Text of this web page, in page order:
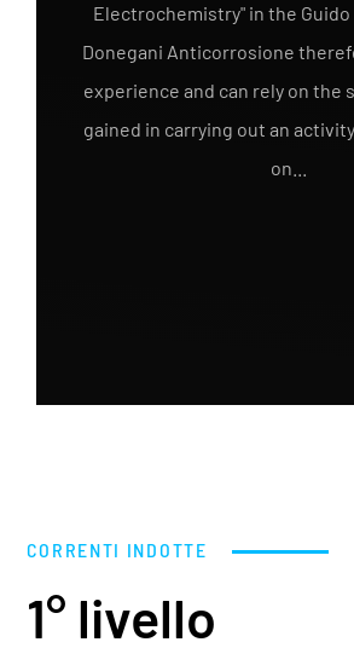
Electrochemistry" in the Guido
Donegani Anticorrosione
experience and can rely on the
gained in carrying out an
on...
CORRENTI INDOTTE
1° livello